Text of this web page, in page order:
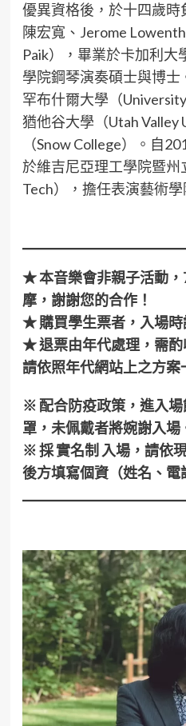
優異資格後，於十四歲
陳宏寬、Jerome
Paik），畢業於卡加利大
學院鋼琴演奏碩士與博
罕布什爾大學（
猶他谷大學（Utah
（Snow College）。自
於維吉尼亞理工學院暨州
Tech），擔任表演藝術
★ 本音樂會非親子活動
摩，謝謝您的合作！
★ 購買學生票者，入場時
★ 退票由年代處理，需酌
請依照年代網站上之方案
※ 配合防疫政策，進入
罩，未佩戴者將婉謝入場
※ 採 實名制 入場，請依
後方填寫個資（姓名、電